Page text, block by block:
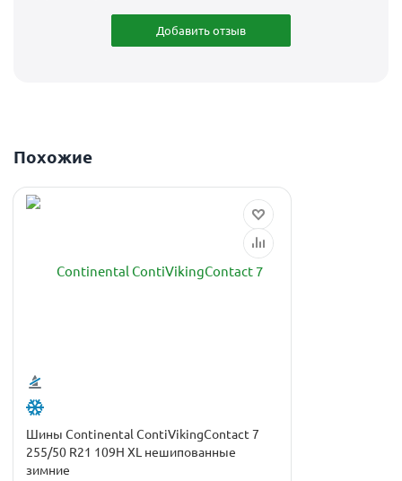
Добавить отзыв
Похожие
Шины Continental ContiVikingContact 7
255/50 R21 109H XL нешипованные
зимние